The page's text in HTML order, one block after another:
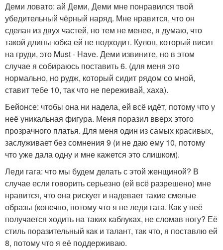
Деми ловато: ай Деми, Деми мне понравился твой
убедительный чёрный наряд. Мне нравится, что он
сделан из двух частей, но тем не менее, я думаю, что
такой длины юбка ей не подходит. Кулон, который висит
на груди, это Must - Have. Деми извините, но в этом
случае я собираюсь поставить 6. (для меня это
нормально, но рудж, который сидит рядом со мной,
ставит тебе 10, так что не переживай, хаха).
Бейонсе: чтобы она ни надела, ей всё идёт, потому что у
неё уникальная фигура. Меня поразил вверх этого
прозрачного платья. Для меня один из самых красивых,
заслуживает без сомнения 9 (и не даю ему 10, потому
что уже дала одну и мне кажется это слишком).
Леди гага: что мы будем делать с этой женщиной? В
случае если говорить серьезно (ей всё разрешено) мне
нравится, что она рискует и надевает такие смелые
образы (конечно, потому что я не леди гага. Как у неё
получается ходить на таких каблуках, не сломав ногу? Её
стиль поразительный как и талант, так что, я поставлю ей
8, потому что я её поддерживаю.